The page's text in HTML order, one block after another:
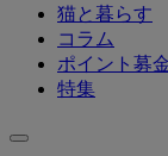
猫と暮らす
コラム
ポイント募
特集